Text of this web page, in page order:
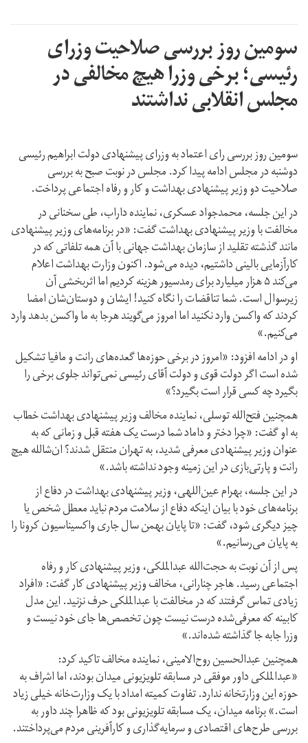
سومین روز بررسی صلاحیت وزرای
رئیسی؛ برخی وزرا هیچ مخالفی در
مجلس انقلابی نداشتند
سومین روز بررسی رای اعتماد به وزرای پیشنهادی دولت ابراهیم رئیسی
دوشنبه در مجلس ادامه پیدا کرد. مجلس در نوبت صبح به بررسی
صلاحیت دو وزیر پیشنهادی بهداشت و کار و رفاه اجتماعی پرداخت.
در این جلسه، محمدجواد عسکری، نماینده داراب، طی سخنانی در
مخالفت با وزیر پیشنهادی بهداشت گفت: «در برنامه‌های وزیر پیشنهادی
مانند گذشته تقلید از سازمان بهداشت جهانی با آن همه تلفاتی که در
کارآزمایی بالینی داشتیم، دیده می‌شود. اکنون وزارت بهداشت اعلام
می‌کند ۵ هزار میلیارد برای رمدسیور هزینه کردیم اما اثربخشی آن
زیرسوال است. شما تناقضات را نگاه کنید! ایشان و دوستان‌شان امضا
کردند که واکسن وارد نکنید اما امروز می‌گویند هرجا به ما واکسن بدهد وارد
می‌کنیم.»
او در ادامه افزود: «امروز در برخی حوزه‌ها گعده‌های رانت و مافیا تشکیل
شده است اگر دولت قوی و دولت آقای رئیسی نمی‌تواند جلوی برخی را
بگیرد چه کسی قرار است بگیرد؟»
همچنین فتح‌الله توسلی، نماینده مخالف وزیر پیشنهادی بهداشت خطاب
به او گفت: «چرا دختر و داماد شما درست یک هفته قبل و زمانی که به
عنوان وزیر پیشنهادی معرفی شدید، به تهران منتقل شدند؟ ان‌شالله هیچ
رانت و پارتی‌بازی در این زمینه وجود نداشته باشد.»
در این جلسه، بهرام عین‌اللهی، وزیر پیشنهادی بهداشت در دفاع از
برنامه‌های خود با بیان اینکه دفاع از سلامت مردم نباید معطل شخص یا
چیز دیگری شود، گفت: «تا پایان بهمن سال جاری واکسیناسیون کرونا را
به پایان می‌رسانیم.»
پس از آن نوبت به حجت‌الله عبدالملکی، وزیر پیشنهادی کار و رفاه
اجتماعی رسید. هاجر چنارانی، مخالف وزیر پیشنهادی کار گفت: «افراد
زیادی تماس گرفتند که در مخالفت با عبدالملکی حرف نزنید. این مدل
کابینه که معرفی‌شده درست نیست چون تخصص‌ها جای خود نیست و
وزرا جابه جا گذاشته شده‌اند.»
همچنین عبدالحسین روح‌الامینی، نماینده مخالف تاکید کرد:
«عبدالملکی داور موفقی در مسابقه تلویزیونی میدان بودند، اما اشراف به
حوزه این وزارتخانه ندارد. تفاوت کمیته امداد با یک وزارت‌خانه خیلی زیاد
است.» برنامه میدان، یک مسابقه تلویزیونی بود که ظاهرا چند داور به
بررسی طرح‌های اقتصادی و سرمایه‌گذاری و کارآفرینی مردم می‌پرداختند.